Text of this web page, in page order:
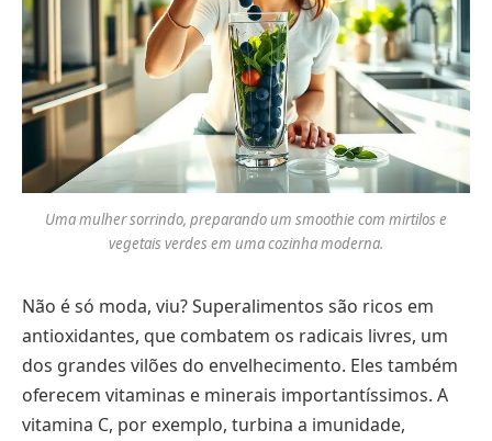
Uma mulher sorrindo, preparando um smoothie com mirtilos e
vegetais verdes em uma cozinha moderna.
Não é só moda, viu? Superalimentos são ricos em
antioxidantes, que combatem os radicais livres, um
dos grandes vilões do envelhecimento. Eles também
oferecem vitaminas e minerais importantíssimos. A
vitamina C, por exemplo, turbina a imunidade,